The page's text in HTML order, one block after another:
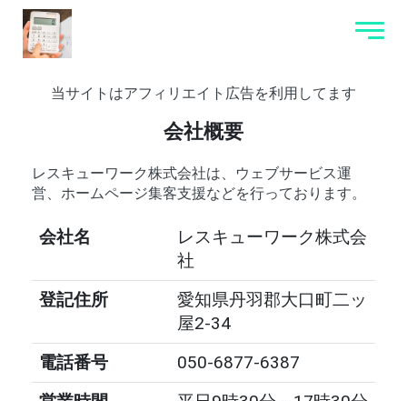
当サイトはアフィリエイト広告を利用してます
会社概要
レスキューワーク株式会社は、ウェブサービス運
営、ホームページ集客支援などを行っております。
会社名
レスキューワーク株式会
社
登記住所
愛知県丹羽郡大口町二ッ
屋2-34
電話番号
050-6877-6387